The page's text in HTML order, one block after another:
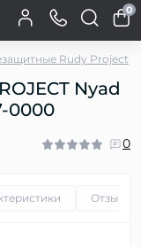
0
Rudy Project
Nyad
0000
0
Отзывы